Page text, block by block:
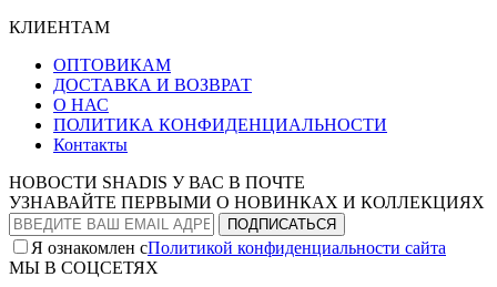
КЛИЕНТАМ
ОПТОВИКАМ
ДОСТАВКА И ВОЗВРАТ
О НАС
ПОЛИТИКА КОНФИДЕНЦИАЛЬНОСТИ
Контакты
НОВОСТИ SHADIS У ВАС В ПОЧТЕ
УЗНАВАЙТЕ ПЕРВЫМИ О НОВИНКАХ И КОЛЛЕКЦИЯХ
Я ознакомлен сПолитикой конфиденциальности сайта
МЫ В СОЦСЕТЯХ